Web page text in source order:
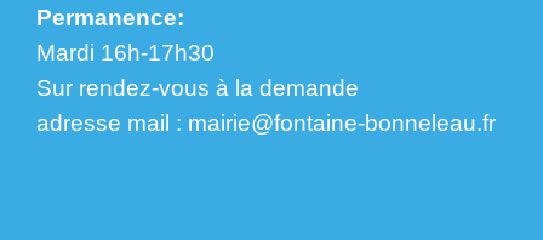
Permanence:
Mardi 16h-17h30
Sur rendez-vous à la demande
​​​​​​​adresse mail : mairie@fontaine-bonneleau.fr